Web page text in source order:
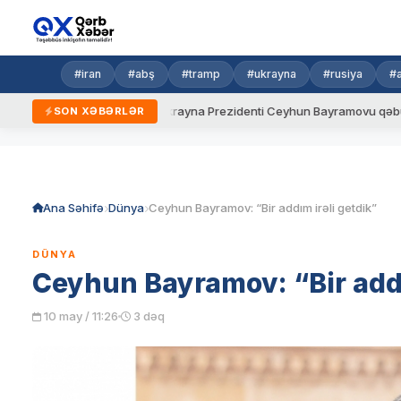
#iran #abş #tramp #ukrayna #rusiya
SON XƏBƏRLƏR
qaydalar Ukrayna Prezidenti Ceyhun Bayramovu qəbul edib
Ana Səhifə Dünya Ceyhun Bayramov: “Bir addım irəli getdik”
DÜNYA
Ceyhun Bayramov: “Bir
10 may / 11:26 3 dəq